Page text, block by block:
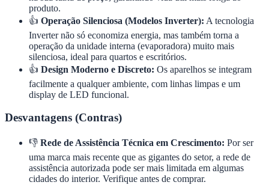
produto.
👍 Operação Silenciosa (Modelos Inverter): A tecnologia
Inverter não só economiza energia, mas também torna a
operação da unidade interna (evaporadora) muito mais
silenciosa, ideal para quartos e escritórios.
👍 Design Moderno e Discreto: Os aparelhos se integram
facilmente a qualquer ambiente, com linhas limpas e um
display de LED funcional.
Desvantagens (Contras)
👎 Rede de Assistência Técnica em Crescimento: Por ser
uma marca mais recente que as gigantes do setor, a rede de
assistência autorizada pode ser mais limitada em algumas
cidades do interior. Verifique antes de comprar.